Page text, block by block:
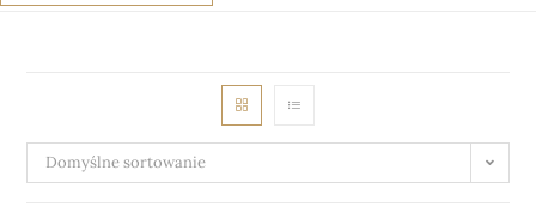
Domyślne sortowanie